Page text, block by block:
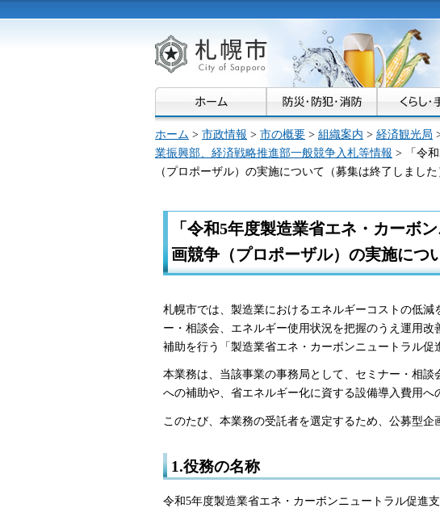
札幌市
ホーム > 市政情報 > 市の概要 > 組織案内 > 経済観光局
業振興部、経済戦略推進部一般競争入札等情報 > 「令
（プロポーザル）の実施について（募集は終了しました
「令和5年度製造業省エネ・カーボ
画競争（プロポーザル）の実施につ
札幌市では、製造業におけるエネルギーコストの低
ー・相談会、エネルギー使用状況を把握のうえ運用
補助を行う「製造業省エネ・カーボンニュートラル促
本業務は、当該事業の事務局として、セミナー・相
への補助や、省エネルギー化に資する設備導入費用へ
このたび、本業務の受託者を選定するため、公募型
1.役務の名称
令和5年度製造業省エネ・カーボンニュートラル促進